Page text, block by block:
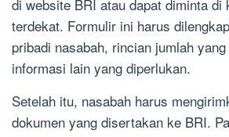
di website BRI atau dapat diminta di
terdekat. Formulir ini harus
pribadi nasabah, rincian jumlah
informasi lain yang diperlukan.
Setelah itu, nasabah harus
dokumen yang disertakan ke BRI.